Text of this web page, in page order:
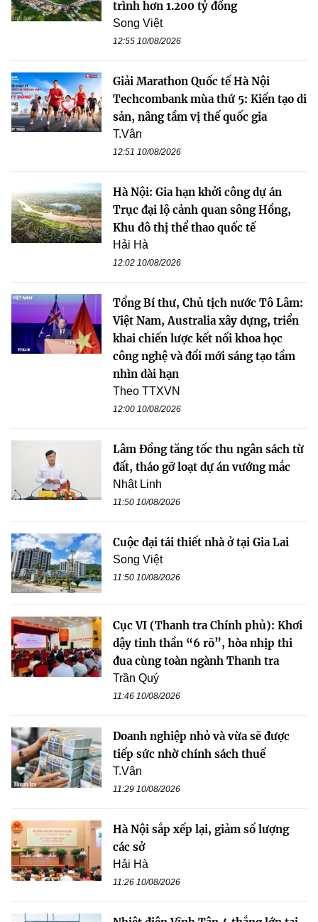
trình hơn 1.200 tỷ đồng
Song Việt
12:55 10/08/2026
Giải Marathon Quốc tế Hà Nội
Techcombank mùa thứ 5: Kiến tạo di
sản, nâng tầm vị thế quốc gia
T.Vân
12:51 10/08/2026
Hà Nội: Gia hạn khởi công dự án
Trục đại lộ cảnh quan sông Hồng,
Khu đô thị thể thao quốc tế
Hải Hà
12:02 10/08/2026
Tổng Bí thư, Chủ tịch nước Tô Lâm:
Việt Nam, Australia xây dựng, triển
khai chiến lược kết nối khoa học
công nghệ và đổi mới sáng tạo tầm
nhìn dài hạn
Theo TTXVN
12:00 10/08/2026
Lâm Đồng tăng tốc thu ngân sách từ
đất, tháo gỡ loạt dự án vướng mắc
Nhật Linh
11:50 10/08/2026
Cuộc đại tái thiết nhà ở tại Gia Lai
Song Việt
11:50 10/08/2026
Cục VI (Thanh tra Chính phủ): Khơi
dậy tinh thần “6 rõ”, hòa nhịp thi
đua cùng toàn ngành Thanh tra
Trần Quý
11:46 10/08/2026
Doanh nghiệp nhỏ và vừa sẽ được
tiếp sức nhờ chính sách thuế
T.Vân
11:29 10/08/2026
Hà Nội sắp xếp lại, giảm số lượng
các sở
Hải Hà
11:26 10/08/2026